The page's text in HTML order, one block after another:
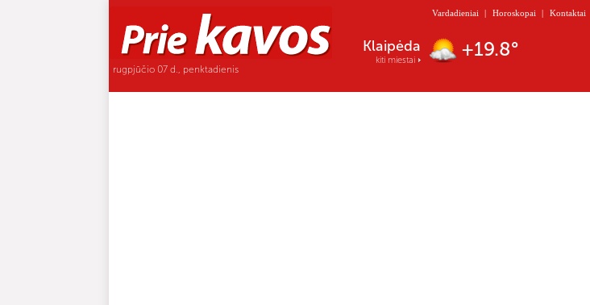
rugpjūčio 07 d., penktadienis
Vardadieniai | Horoskopai | Kontaktai
Nida
kiti miestai +20.0°